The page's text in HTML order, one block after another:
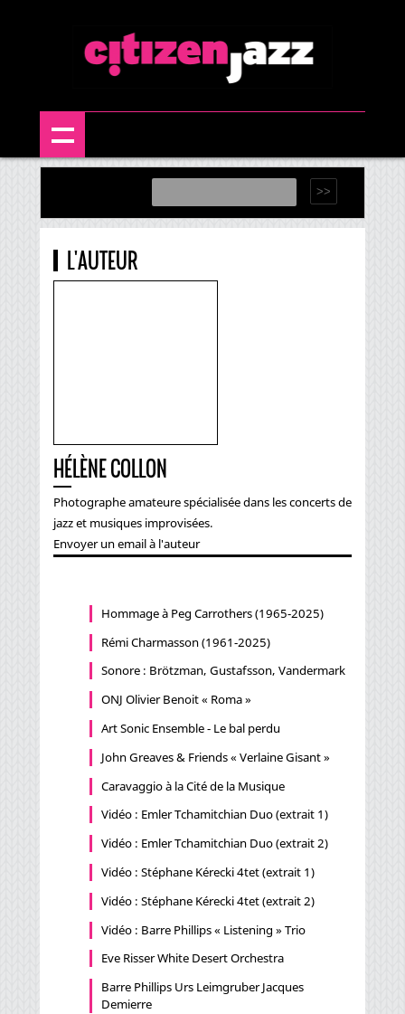
L'AUTEUR
HÉLÈNE COLLON
Photographe amateure spécialisée dans les concerts de
jazz et musiques improvisées.
Envoyer un email à l'auteur
Hommage à Peg Carrothers (1965-2025)
Rémi Charmasson (1961-2025)
Sonore : Brötzman, Gustafsson, Vandermark
ONJ Olivier Benoit « Roma »
Art Sonic Ensemble - Le bal perdu
John Greaves & Friends « Verlaine Gisant »
Caravaggio à la Cité de la Musique
Vidéo : Emler Tchamitchian Duo (extrait 1)
Vidéo : Emler Tchamitchian Duo (extrait 2)
Vidéo : Stéphane Kérecki 4tet (extrait 1)
Vidéo : Stéphane Kérecki 4tet (extrait 2)
Vidéo : Barre Phillips « Listening » Trio
Eve Risser White Desert Orchestra
Barre Phillips Urs Leimgruber Jacques
Demierre